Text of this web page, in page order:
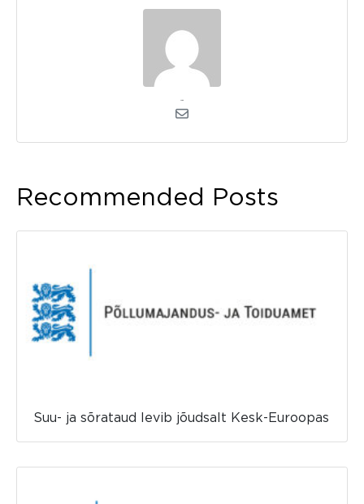
Recommended Posts
Suu- ja sõrataud levib jõudsalt Kesk-Euroopas